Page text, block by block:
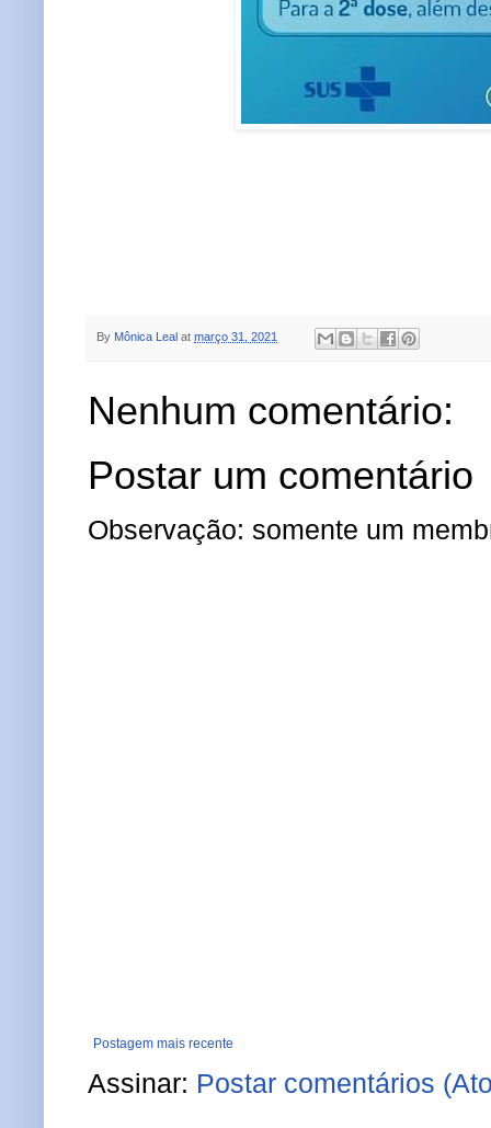
By Mônica Leal at março 31, 2021
Nenhum comentário:
Postar um comentário
Observação: somente um
Postagem mais recente
Assinar: Postar comentários